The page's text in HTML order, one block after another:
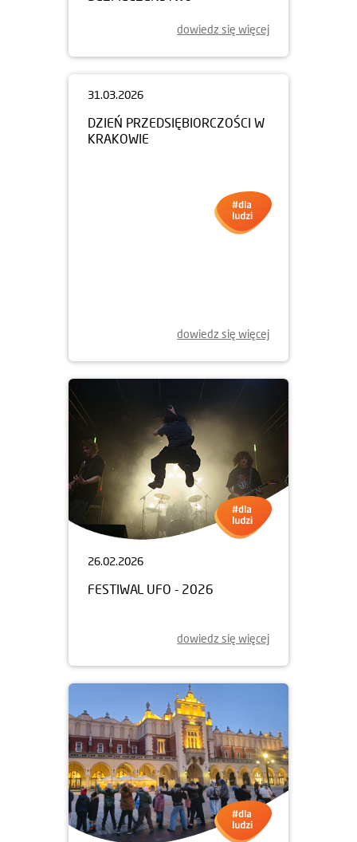
dowiedz się więcej
dowiedz się więcej
26.02.2026
FESTIWAL UFO - 2026
dowiedz się więcej